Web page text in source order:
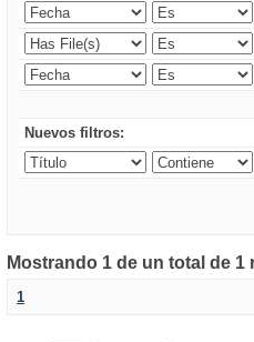
Nuevos filtros:
Mostrando 1 de un total de 1
1